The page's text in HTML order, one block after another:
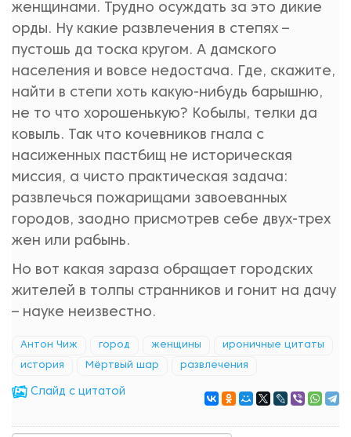
женщинами. Трудно осуждать за это дикие
орды. Ну какие развлечения в степях –
пустошь да тоска кругом. А дамского
населения и вовсе недостача. Где, скажите,
найти в степи хоть какую-нибудь барышню,
не то что хорошенькую? Кобылы, телки да
ковыль. Так что кочевников гнала с
насиженных пастбищ не историческая
миссия, а чисто практическая задача:
развлечься пожарищами завоеванных
городов, заодно присмотрев себе двух-трех
жен или рабынь.
Но вот какая зараза обращает городских
жителей в толпы странников и гонит на дачу
– науке неизвестно.
Антон Чиж город женщины ироничные цитаты
история Мёртвый шар развлечения
Cлайд с цитатой